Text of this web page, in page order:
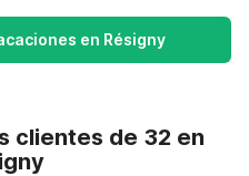
en Résigny
clientes de 32 en